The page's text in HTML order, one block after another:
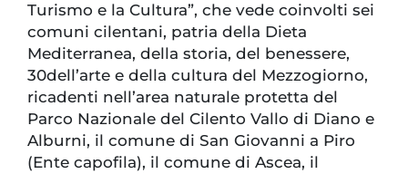
Turismo e la Cultura”, che vede coinvolti sei
comuni cilentani, patria della Dieta
Mediterranea, della storia, del benessere,
30dell’arte e della cultura del Mezzogiorno,
ricadenti nell’area naturale protetta del
Parco Nazionale del Cilento Vallo di Diano e
Alburni, il comune di San Giovanni a Piro
(Ente capofila), il comune di Ascea, il